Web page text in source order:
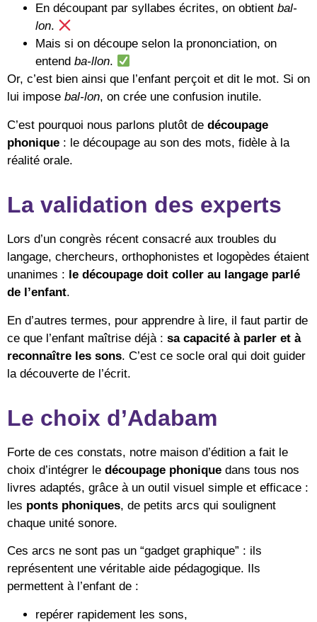
En découpant par syllabes écrites, on obtient bal-
lon.
Mais si on découpe selon la prononciation, on
entend ba-llon.
Or, c’est bien ainsi que l’enfant perçoit et dit le mot. Si on
lui impose bal-lon, on crée une confusion inutile.
C’est pourquoi nous parlons plutôt de découpage
phonique : le découpage au son des mots, fidèle à la
réalité orale.
La validation des experts
Lors d’un congrès récent consacré aux troubles du
langage, chercheurs, orthophonistes et logopèdes étaient
unanimes : le découpage doit coller au langage parlé
de l’enfant.
En d’autres termes, pour apprendre à lire, il faut partir de
ce que l’enfant maîtrise déjà : sa capacité à parler et à
reconnaître les sons. C’est ce socle oral qui doit guider
la découverte de l’écrit.
Le choix d’Adabam
Forte de ces constats, notre maison d’édition a fait le
choix d’intégrer le découpage phonique dans tous nos
livres adaptés, grâce à un outil visuel simple et efficace :
les ponts phoniques, de petits arcs qui soulignent
chaque unité sonore.
Ces arcs ne sont pas un “gadget graphique” : ils
représentent une véritable aide pédagogique. Ils
permettent à l’enfant de :
repérer rapidement les sons,